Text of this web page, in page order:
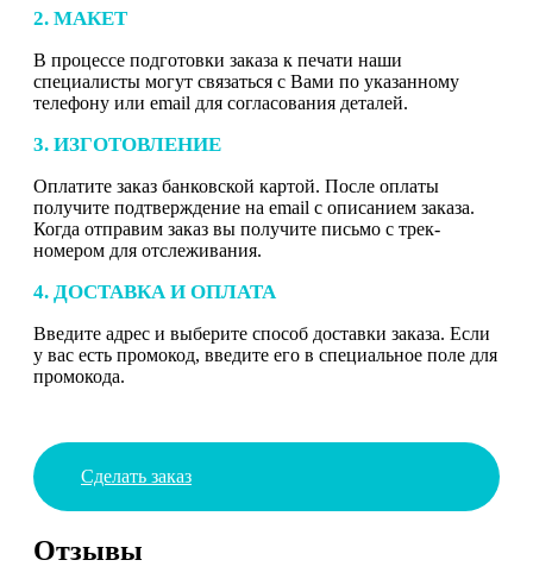
2. МАКЕТ
В процессе подготовки заказа к печати наши
специалисты могут связаться с Вами по указанному
телефону или email для согласования деталей.
3. ИЗГОТОВЛЕНИЕ
Оплатите заказ банковской картой. После оплаты
получите подтверждение на email с описанием заказа.
Когда отправим заказ вы получите письмо с трек-
номером для отслеживания.
4. ДОСТАВКА И ОПЛАТА
Введите адрес и выберите способ доставки заказа. Если
у вас есть промокод, введите его в специальное поле для
промокода.
Сделать заказ
Отзывы